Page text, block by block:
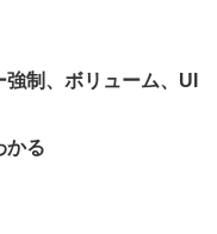
制、ボリューム、UI
かる